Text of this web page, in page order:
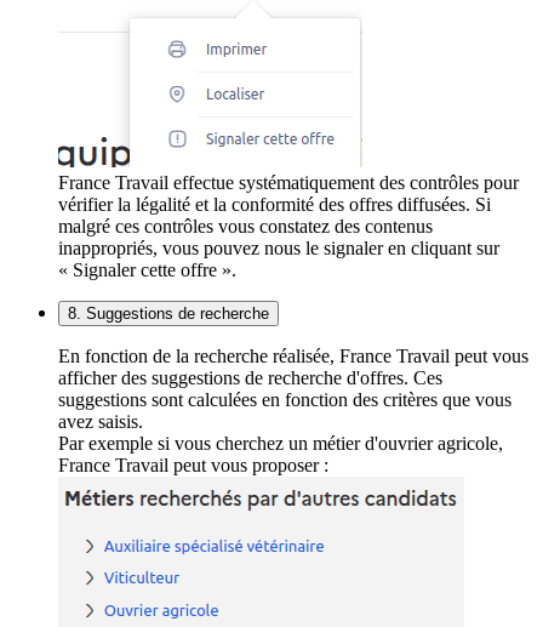
France Travail effectue systématiquement des contrôles pour
vérifier la légalité et la conformité des offres diffusées. Si
malgré ces contrôles vous constatez des contenus
inappropriés, vous pouvez nous le signaler en cliquant sur
« Signaler cette offre ».
8. Suggestions de recherche
En fonction de la recherche réalisée, France Travail peut vous
afficher des suggestions de recherche d'offres. Ces
suggestions sont calculées en fonction des critères que vous
avez saisis.
Par exemple si vous cherchez un métier d'ouvrier agricole,
France Travail peut vous proposer :